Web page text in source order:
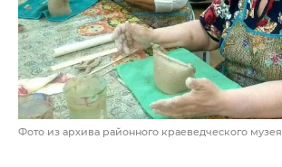
Фото из архива районного краеведческого музея